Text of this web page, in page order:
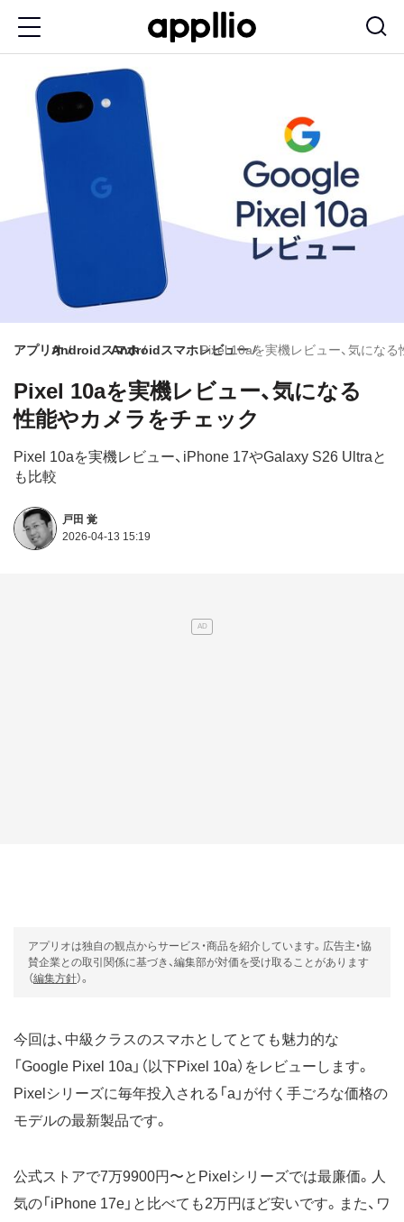
ツ
アプリオAndroidスマホAndroidスマホレビューPixel 10aを実機レビュー、気にな
Pixel 10aを実機レビュー、気になる
性能やカメラをチェック
Pixel 10aを実機レビュー、iPhone 17やGalaxy S26 Ultraと
も比較
戸田 覚
2026-04-13 15:19
アプリオは独自の観点からサービス・商品を紹介しています。広告主・協
賛企業との取引関係に基づき、編集部が対価を受け取ることがあります
（編集方針）。
今回は、中級クラスのスマホとしてとても魅力的な
「Google Pixel 10a」（以下Pixel 10a）をレビューします。
Pixelシリーズに毎年投入される「a」が付く手ごろな価格の
モデルの最新製品です。
公式ストアで7万9900円〜とPixelシリーズでは最廉価。人
気の「iPhone 17e」と比べても2万円ほど安いです。また、ワ